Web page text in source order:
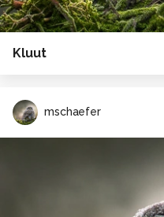
Kluut
mschaefer